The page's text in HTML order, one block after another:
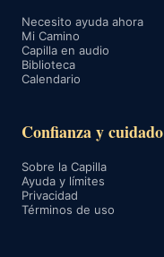
Necesito ayuda ahora
Mi Camino
Capilla en audio
Biblioteca
Calendario
Confianza y cuidado
Sobre la Capilla
Ayuda y límites
Privacidad
Términos de uso